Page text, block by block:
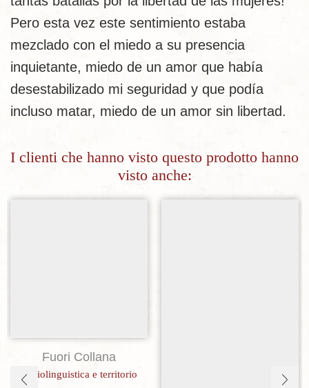
Pero esta vez este sentimiento estaba
mezclado con el miedo a su presencia
inquietante, miedo de un amor que había
desestabilizado mi seguridad y que podía
incluso matar, miedo de un amor sin libertad.
I clienti che hanno visto questo prodotto hanno
visto anche:
Fuori Collana
Sociolinguistica e territorio